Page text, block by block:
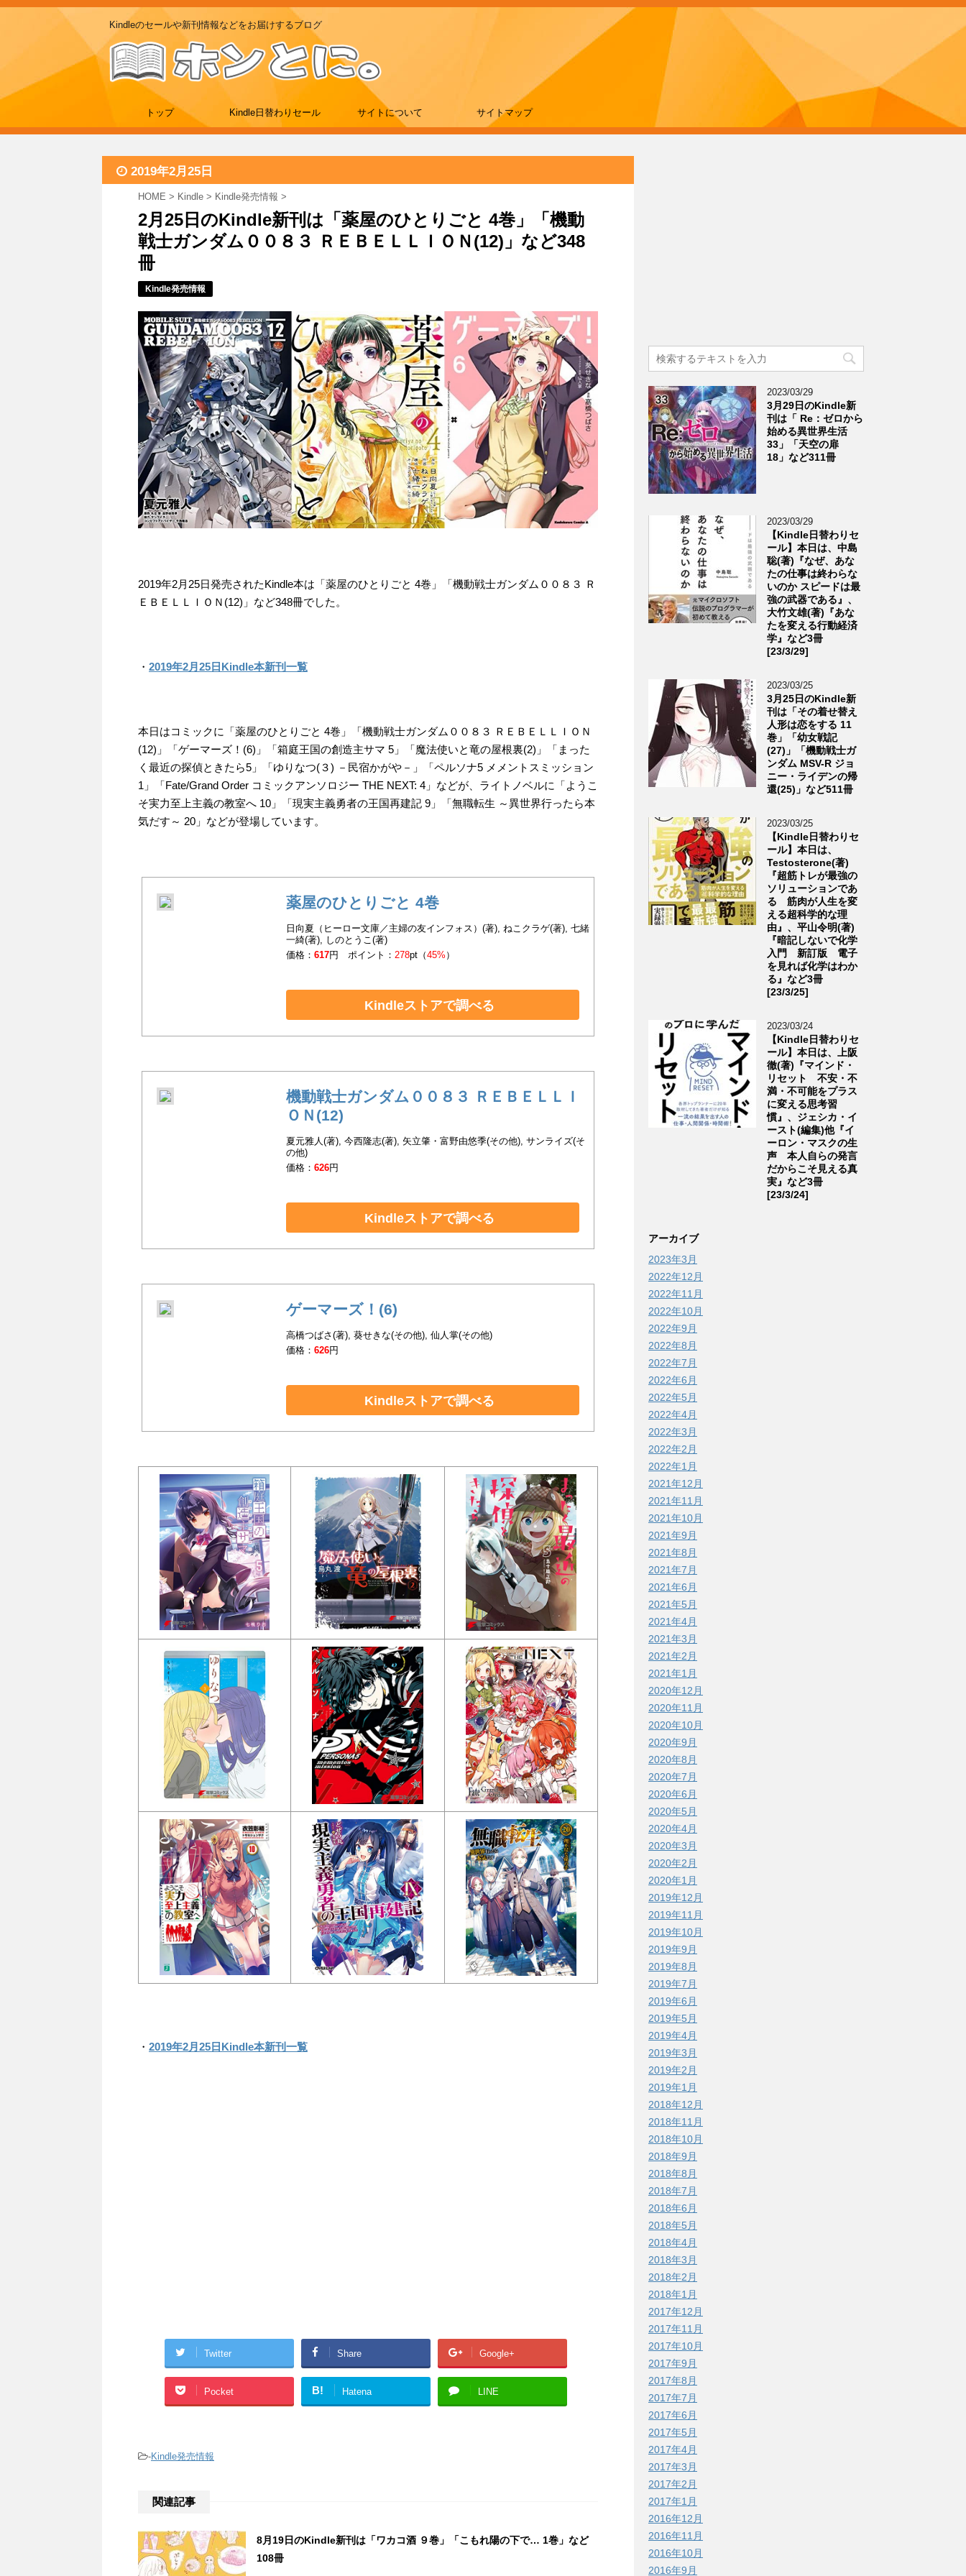
Kindleのセールや新刊情報などをお届けするブログ
トップ Kindle日替わりセール サイトについて サイトマップ
2019年2月25日
HOME > Kindle > Kindle発売情報 >
2月25日のKindle新刊は「薬屋のひとりごと 4巻」「機動
戦士ガンダム００８３ ＲＥＢＥＬＬＩＯＮ(12)」など348
冊
Kindle発売情報
2019年2月25日発売されたKindle本は「薬屋のひとりごと 4巻」「機動戦士ガンダム００８３ Ｒ
ＥＢＥＬＬＩＯＮ(12)」など348冊でした。
・ 2019年2月25日Kindle本新刊一覧
本日はコミックに「薬屋のひとりごと 4巻」「機動戦士ガンダム００８３ ＲＥＢＥＬＬＩＯＮ
(12)」「ゲーマーズ！(6)」「箱庭王国の創造主サマ 5」「魔法使いと竜の屋根裏(2)」「まった
く最近の探偵ときたら5」「ゆりなつ(３) －民宿かがや－」「ペルソナ5 メメントスミッション
1」「Fate/Grand Order コミックアンソロジー THE NEXT: 4」などが、ライトノベルに「ようこ
そ実力至上主義の教室へ 10」「現実主義勇者の王国再建記 9」「無職転生 ～異世界行ったら本
気だす～ 20」などが登場しています。
薬屋のひとりごと 4巻
日向夏（ヒーロー文庫／主婦の友インフォス）(著), ねこクラゲ(著), 七緒
一綺(著), しのとうこ(著)
価格：617円 ポイント：278pt（45% ）
Kindleストアで調べる
機動戦士ガンダム００８３ ＲＥＢＥＬＬＩ
ＯＮ(12)
夏元雅人(著), 今西隆志(著), 矢立肇・富野由悠季(その他), サンライズ(そ
の他)
価格：626円
Kindleストアで調べる
ゲーマーズ！(6)
高橋つばさ(著), 葵せきな(その他), 仙人掌(その他)
価格：626円
Kindleストアで調べる
・ 2019年2月25日Kindle本新刊一覧
Twitter Share Google+
Pocket B! Hatena LINE
-Kindle発売情報
関連記事
8月19日のKindle新刊は「ワカコ酒 ９巻」「こもれ陽の下で… 1巻」など
108冊
2023/03/29
3月29日のKindle新
刊は「 Re：ゼロから
始める異世界生活
33」「天空の扉
18」など311冊
2023/03/29
【Kindle日替わりセ
ール】本日は、中島
聡(著)『なぜ、あな
たの仕事は終わらな
いのか スピードは最
強の武器である』、
大竹文雄(著)『あな
たを変える行動経済
学』など3冊
[23/3/29]
2023/03/25
3月25日のKindle新
刊は「その着せ替え
人形は恋をする 11
巻」「幼女戦記
(27)」「機動戦士ガ
ンダム MSV-R ジョ
ニー・ライデンの帰
還(25)」など511冊
2023/03/25
【Kindle日替わりセ
ール】本日は、
Testosterone(著)
『超筋トレが最強の
ソリューションであ
る 筋肉が人生を変
える超科学的な理
由』、平山令明(著)
『暗記しないで化学
入門 新訂版 電子
を見れば化学はわか
る』など3冊
[23/3/25]
2023/03/24
【Kindle日替わりセ
ール】本日は、上阪
徹(著)『マインド・
リセット 不安・不
満・不可能をプラス
に変える思考習
慣』、ジェシカ・イ
ースト(編集)他『イ
ーロン・マスクの生
声 本人自らの発言
だからこそ見える真
実』など3冊
[23/3/24]
アーカイブ
2023年3月
2022年12月
2022年11月
2022年10月
2022年9月
2022年8月
2022年7月
2022年6月
2022年5月
2022年4月
2022年3月
2022年2月
2022年1月
2021年12月
2021年11月
2021年10月
2021年9月
2021年8月
2021年7月
2021年6月
2021年5月
2021年4月
2021年3月
2021年2月
2021年1月
2020年12月
2020年11月
2020年10月
2020年9月
2020年8月
2020年7月
2020年6月
2020年5月
2020年4月
2020年3月
2020年2月
2020年1月
2019年12月
2019年11月
2019年10月
2019年9月
2019年8月
2019年7月
2019年6月
2019年5月
2019年4月
2019年3月
2019年2月
2019年1月
2018年12月
2018年11月
2018年10月
2018年9月
2018年8月
2018年7月
2018年6月
2018年5月
2018年4月
2018年3月
2018年2月
2018年1月
2017年12月
2017年11月
2017年10月
2017年9月
2017年8月
2017年7月
2017年6月
2017年5月
2017年4月
2017年3月
2017年2月
2017年1月
2016年12月
2016年11月
2016年10月
2016年9月